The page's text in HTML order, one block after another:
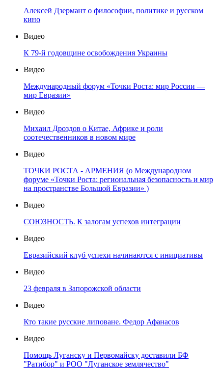
Алексей Дзермант о философии, политике и русском
кино
Видео
К 79-й годовщине освобождения Украины
Видео
Международный форум «Точки Роста: мир России —
мир Евразии»
Видео
Михаил Дроздов о Китае, Африке и роли
соотечественников в новом мире
Видео
ТОЧКИ РОСТА - АРМЕНИЯ (о Международном
форуме «Точки Роста: региональная безопасность и мир
на пространстве Большой Евразии» )
Видео
СОЮЗНОСТЬ. К залогам успехов интеграции
Видео
Евразийский клуб успехи начинаются с инициативы
Видео
23 февраля в Запорожской области
Видео
Кто такие русские липоване. Федор Афанасов
Видео
Помощь Луганску и Первомайску доставили БФ
"Ратибор" и РОО "Луганское землячество"